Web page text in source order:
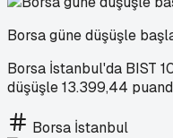
Borsa güne düşüşle
Borsa İstanbul'da BIST
düşüşle 13.399,44
Borsa İstanbul